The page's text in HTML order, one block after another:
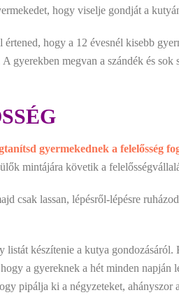
hogy viselje gondját a
hogy a 12 évesnél kisebb
gyerekben megvan a szándék és
gyermekednek a felelősség
mintájára követik a
csak lassan, lépésről-lépésre
listát készítenie a kutya
a gyereknek a hét minden
pipálja ki a négyzeteket, ahányszor